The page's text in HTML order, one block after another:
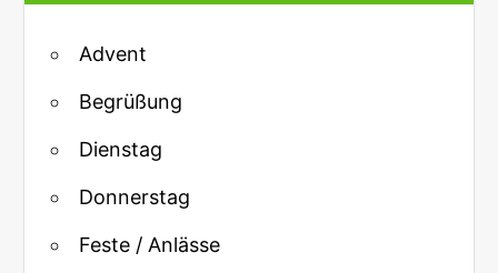
Advent
Begrüßung
Dienstag
Donnerstag
Feste / Anlässe